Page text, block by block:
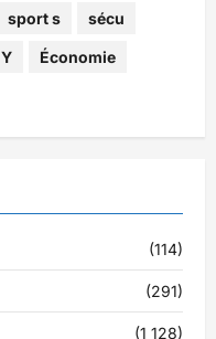
sport s sécu
Y Économie
(114)
(291)
(1 128)